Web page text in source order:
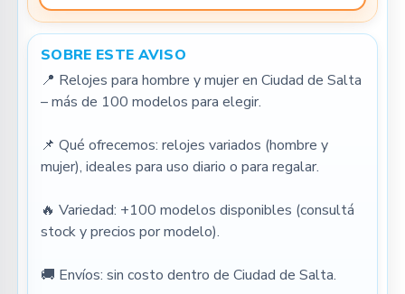
SOBRE ESTE AVISO
📍 Relojes para hombre y mujer en Ciudad de Salta
– más de 100 modelos para elegir.
📌 Qué ofrecemos: relojes variados (hombre y
mujer), ideales para uso diario o para regalar.
🔥 Variedad: +100 modelos disponibles (consultá
stock y precios por modelo).
🚚 Envíos: sin costo dentro de Ciudad de Salta.